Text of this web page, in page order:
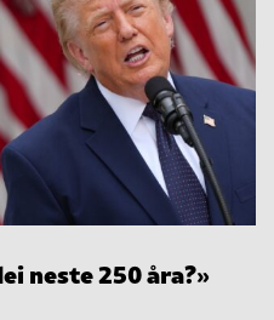
neste 250 åra?»